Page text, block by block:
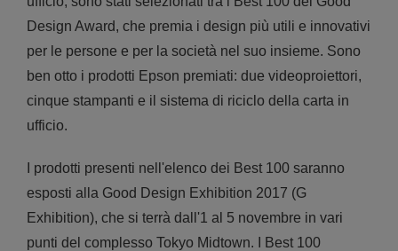
Design Award, che premia i design più utili e innovativi
per le persone e per la società nel suo insieme. Sono
ben otto i prodotti Epson premiati: due videoproiettori,
cinque stampanti e il sistema di riciclo della carta in
ufficio.
I prodotti presenti nell'elenco dei Best 100 saranno
esposti alla Good Design Exhibition 2017 (G
Exhibition), che si terrà dall'1 al 5 novembre in vari
punti del complesso Tokyo Midtown. I Best 100